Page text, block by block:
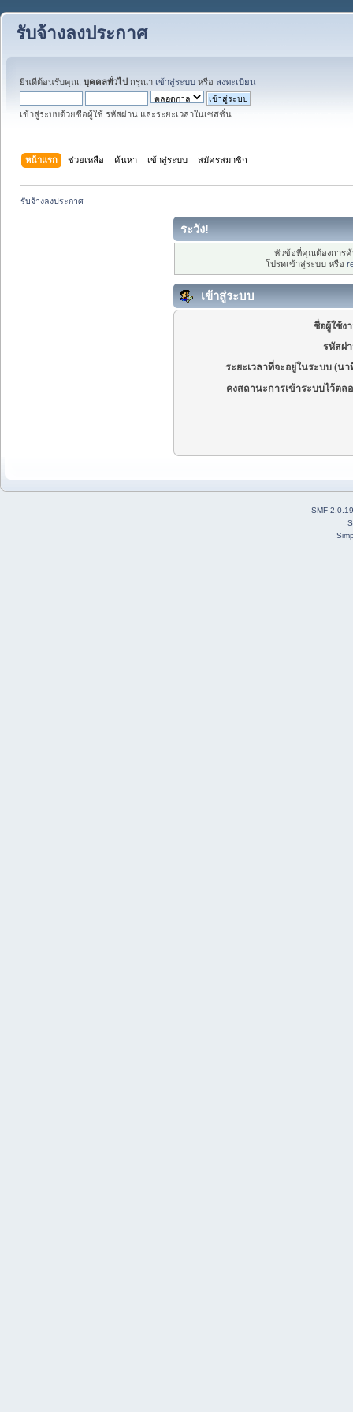
รับจ้างลงประกาศ
ยินดีต้อนรับคุณ, บุคคลทั่วไป กรุณา เข้าสู่ระบบ หรือ ลงทะเบียน
เข้าสู่ระบบด้วยชื่อผู้ใช้ รหัสผ่าน และระยะเวลาในเซสชั่น
หน้าแรก ช่วยเหลือ ค้นหา เข้าสู่ระบบ สมัครสมาชิก
รับจ้างลงประกาศ
ระวัง!
หัวข้อที่คุณต้องการ
โปรดเข้าสู่ระบบ หรือ
เข้าสู่ระบบ
ชื่อผู้ใช้ง
รหัสผ่
ระยะเวลาที่จะอยู่ในระบบ (นา
คงสถานะการเข้าระบบไว้ตล
SMF 2.0.19